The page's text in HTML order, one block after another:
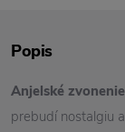
Popis
Anjelské zvonenie
prebudí nostalgiu